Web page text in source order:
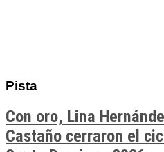
Pista
Con oro, Lina
Castaño cerraron el